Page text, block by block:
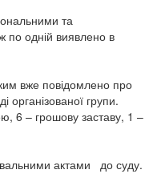
та
по одній виявлено в
вже повідомлено про
організованої групи.
6 – грошову заставу, 1 –
актами до суду.